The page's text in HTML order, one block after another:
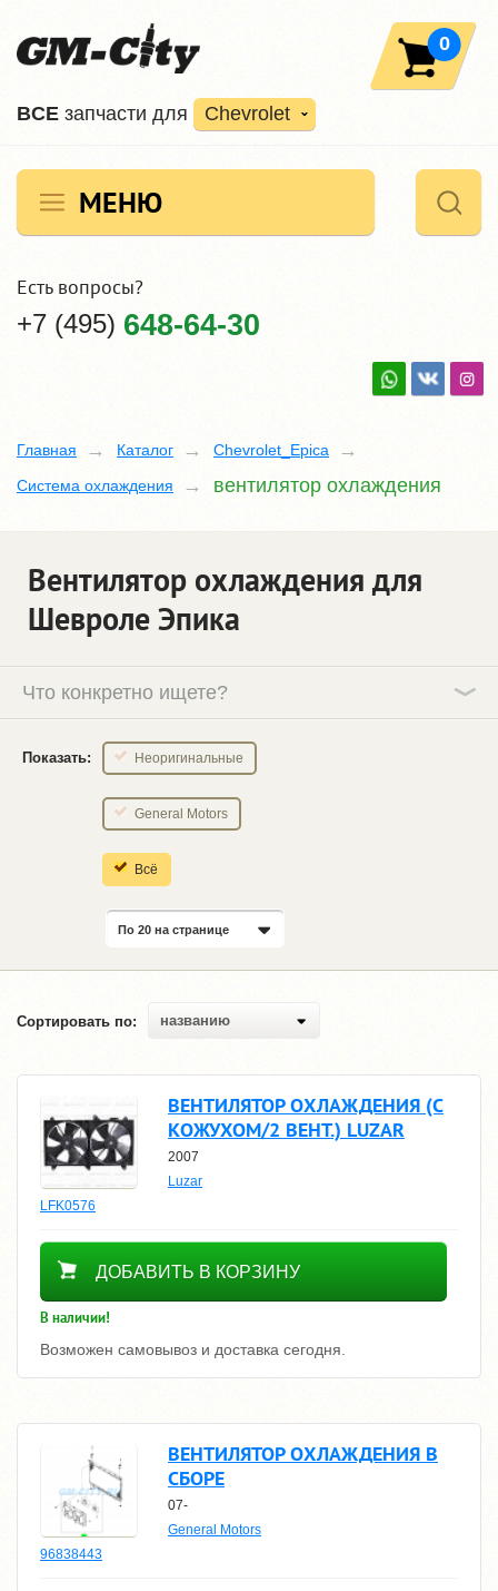
ВCE запчасти для Chevrolet
0
МЕНЮ
Есть вопросы?
+7 (495) 648-64-30
Главная Каталог
Chevrolet_Epica
Система охлаждения
вентилятор охлаждения
Вентилятор охлаждения для
Шевроле Эпика
Что конкретно ищете?
Показать: Неоригинальные
General Motors
Всё
По 20 на странице
Сортировать по: названию
ВЕНТИЛЯТОР ОХЛАЖДЕНИЯ (С
КОЖУХОМ/2 ВЕНТ.) LUZAR
2007
Luzar
LFK0576
12640
ДОБАВИТЬ В КОРЗИНУ
В наличии!
Возможен самовывоз и доставка сегодня.
ВЕНТИЛЯТОР ОХЛАЖДЕНИЯ В
СБОРЕ
07-
General Motors
96838443